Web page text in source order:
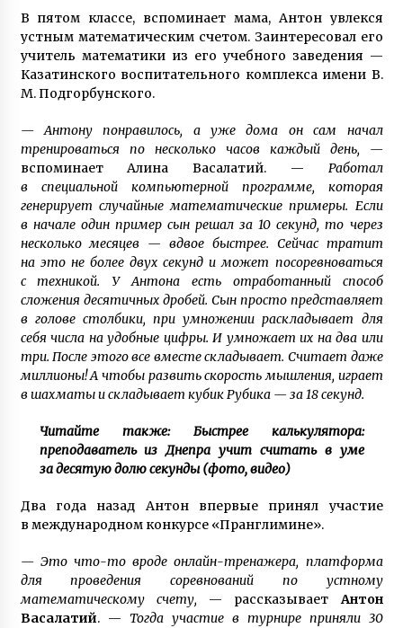
В пятом классе, вспоминает мама, Антон увлекся
устным математическим счетом. Заинтересовал его
учитель математики из его учебного заведения —
Казатинского воспитательного комплекса имени В.
М. Подгорбунского.
— Антону понравилось, а уже дома он сам начал
тренироваться по несколько часов каждый день, —
вспоминает Алина Васалатий. — Работал
в специальной компьютерной программе, которая
генерирует случайные математические примеры. Если
в начале один пример сын решал за 10 секунд, то через
несколько месяцев — вдвое быстрее. Сейчас тратит
на это не более двух секунд и может посоревноваться
с техникой. У Антона есть отработанный способ
сложения десятичных дробей. Сын просто представляет
в голове столбики, при умножении раскладывает для
себя числа на удобные цифры. И умножает их на два или
три. После этого все вместе складывает. Считает даже
миллионы! А чтобы развить скорость мышления, играет
в шахматы и складывает кубик Рубика — за 18 секунд.
Читайте также: Быстрее калькулятора:
преподаватель из Днепра учит считать в уме
за десятую долю секунды (фото, видео)
Два года назад Антон впервые принял участие
в международном конкурсе «Пранглимине».
— Это что-то вроде онлайн-тренажера, платформа
для проведения соревнований по устному
математическому счету, — рассказываетАнтон
Васалатий. — Тогда участие в турнире приняли 30